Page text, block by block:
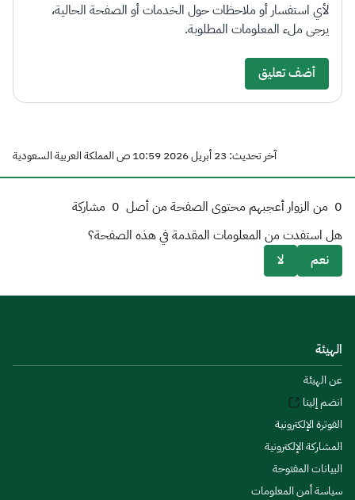
لأي استفسار أو ملاحظات حول الخدمات أو الصفحة الحالية،
يرجى ملء المعلومات المطلوبة.
أضف تعليق
آخر تحديث: 23 أبريل 2026 10:59 ص المملكة العربية السعودية
0 من الزوار أعجبهم محتوى الصفحة من أصل 0 مشاركة
هل استفدت من المعلومات المقدمة في هذه الصفحة؟
نعم
لا
الهيئة
عن الهيئة
انضم إلينا
الفوترة الإلكترونية
المشاركة الإلكترونية
البيانات المفتوحة
سياسة أمن المعلومات